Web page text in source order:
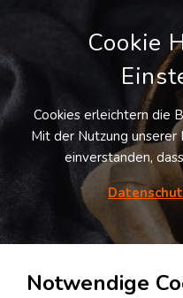
Suche
Cookie
Cookies erleichtern die
Mit der Nutzung unserer
einverstanden,
Notwendige